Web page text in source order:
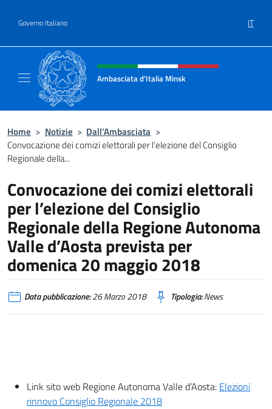
Governo Italiano IT
Intestazione sito, social e menù
Ambasciata d'Italia Minsk
Home > Notizie > Dall’Ambasciata >
Convocazione dei comizi elettorali per l’elezione del Consiglio
Regionale della...
Convocazione dei comizi elettorali
per l’elezione del Consiglio
Regionale della Regione Autonoma
Valle d’Aosta prevista per
domenica 20 maggio 2018
Data pubblicazione:26 Marzo 2018 Tipologia:News
Link sito web Regione Autonoma Valle d’Aosta: Elezioni
rinnovo Consiglio Regionale 2018